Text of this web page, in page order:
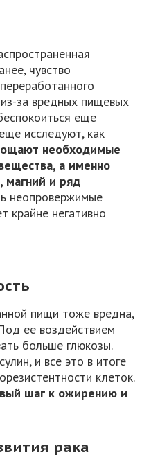
чувство
за вредных пищевых
еще
исследуют, как
необходимые
а именно
магний и ряд
неопровержимые
крайне негативно
пищи тоже вредна,
ее воздействием
больше глюкозы.
и все это в итоге
клеток.
шаг к ожирению и
рака